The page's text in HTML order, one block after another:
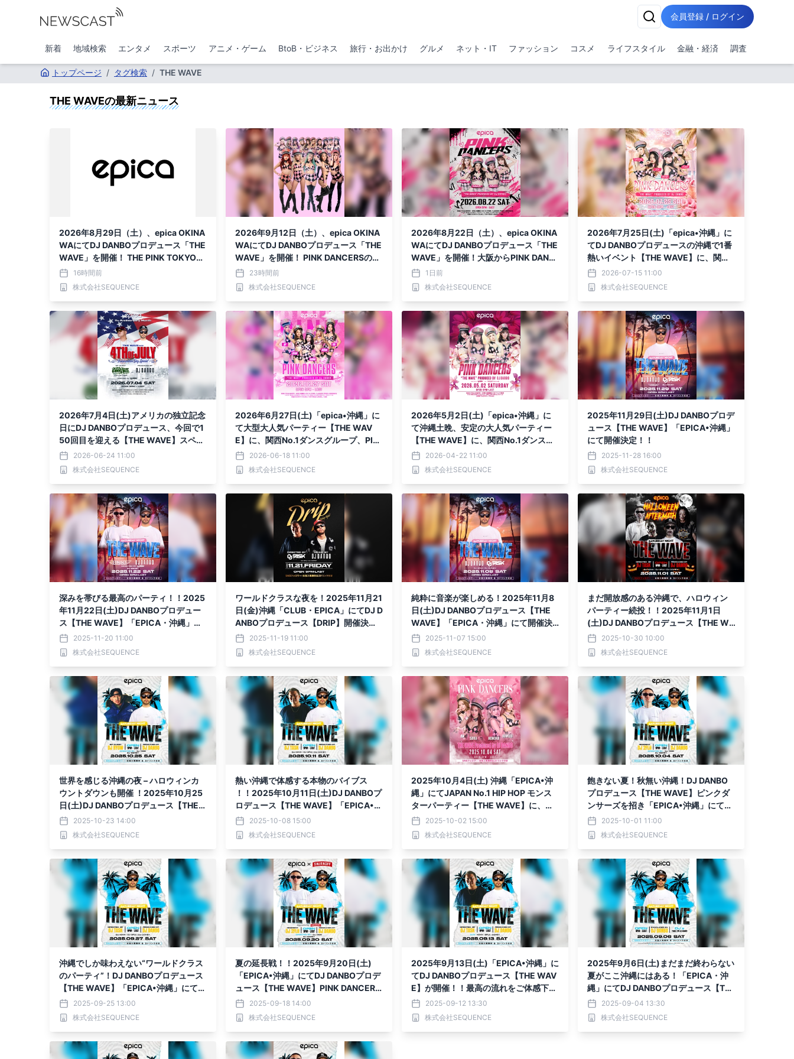
会員登録 / ログイン
新着 地域検索 エンタメ スポーツ アニメ・ゲーム BtoB・ビジネス 旅行・お出かけ グルメ ネット・IT ファッション コスメ ライフスタイル 金融・経済 調査
トップページ / タグ検索 / THE WAVE
THE WAVEの最新ニュース
2026年8月29日（土）、epica OKINA
WAにてDJ DANBOプロデュース「THE
WAVE」を開催！ THE PINK TOKYO所
属のPINK DANCERS4名が出演決定
16時間前
株式会社SEQUENCE
2026年9月12日（土）、epica OKINA
WAにてDJ DANBOプロデュース「THE
WAVE」を開催！ PINK DANCERSのユ
ニット「JEWEL」全15名が出演決定
23時間前
株式会社SEQUENCE
2026年8月22日（土）、epica OKINA
WAにてDJ DANBOプロデュース「THE
WAVE」を開催！大阪からPINK DANC
ERS4名が出演
1日前
株式会社SEQUENCE
2026年7月25日(土)「epica•沖縄」に
てDJ DANBOプロデュースの沖縄で1番
熱いイベント【THE WAVE】に、関西
No.1ダンスグループ、PINK DANCERS
出演決定！ 今回は東京店から選ばれた4
名が出演！！
2026-07-15 11:00
株式会社SEQUENCE
2026年7月4日(土)アメリカの独立記念
日にDJ DANBOプロデュース、今回で1
50回目を迎える【THE WAVE】スペシ
ャルゲストにラスベガスからDJ Good
Chillを招き「EPICA•沖縄」にて開催決
定！！
2026-06-24 11:00
株式会社SEQUENCE
2026年6月27日(土)「epica•沖縄」に
て大型大人気パーティー【THE WAV
E】に、関西No.1ダンスグループ、PIN
K DANCERS出演決定！ 今回は京都店
から選ばれた5名が出演！
2026-06-18 11:00
株式会社SEQUENCE
2026年5月2日(土)「epica•沖縄」に
て沖縄土晩、安定の大人気パーティー
【THE WAVE】に、関西No.1ダンスグ
ループPINK DANCERSが出演決定！
2026-04-22 11:00
株式会社SEQUENCE
2025年11月29日(土)DJ DANBOプロデ
ュース【THE WAVE】「EPICA•沖縄」
にて開催決定！！
2025-11-28 16:00
株式会社SEQUENCE
深みを帯びる最高のパーティ！！2025
年11月22日(土)DJ DANBOプロデュー
ス【THE WAVE】「EPICA・沖縄」に
て開催決定！！
2025-11-20 11:00
株式会社SEQUENCE
ワールドクラスな夜を！2025年11月21
日(金)沖縄「CLUB・EPICA」にてDJ D
ANBOプロデュース【DRIP】開催決
定！2025-11-19 11:00
株式会社SEQUENCE
純粋に音楽が楽しめる！2025年11月8
日(土)DJ DANBOプロデュース【THE
WAVE】「EPICA・沖縄」にて開催決
定！！2025-11-07 15:00
株式会社SEQUENCE
まだ開放感のある沖縄で、ハロウィン
パーティー続投！！2025年11月1日
(土)DJ DANBOプロデュース【THE WA
VE】-Halloween Aftermath-「EPIC
A・沖縄」にて開催決定！！
2025-10-30 10:00
株式会社SEQUENCE
世界を感じる沖縄の夜 – ハロウィンカ
ウントダウンも開催 ！2025年10月25
日(土)DJ DANBOプロデュース【THE
WAVE】「EPICA・沖縄」にて開催決
定！！GUESTにはDJ RYOW！
2025-10-23 14:00
株式会社SEQUENCE
熱い沖縄で体感する本物のバイブス
！！2025年10月11日(土)DJ DANBOプ
ロデュース【THE WAVE】「EPICA•沖
縄」にて開催決定！！
2025-10-08 15:00
株式会社SEQUENCE
2025年10月4日(土) 沖縄「EPICA•沖
縄」にてJAPAN No.1 HIP HOP モンス
ターパーティー【THE WAVE】に、関
西No.1ダンスグループ、PINK DANCER
S からTHE PINK TOKYOメンバーが出
演！！
2025-10-02 15:00
株式会社SEQUENCE
飽きない夏！秋無い沖縄！DJ DANBO
プロデュース【THE WAVE】ピンクダ
ンサーズを招き「EPICA•沖縄」にて開
催決定！！
2025-10-01 11:00
株式会社SEQUENCE
沖縄でしか味わえない“ワールドクラス
のパーティ”！DJ DANBOプロデュース
【THE WAVE】「EPICA•沖縄」にて開
催決定！！
2025-09-25 13:00
株式会社SEQUENCE
夏の延長戦！！2025年9月20日(土)
「EPICA•沖縄」にてDJ DANBOプロデ
ュース【THE WAVE】PINK DANCERS
を招き開催。さらに大好評の「SMIRN
OFF」ポップアップストアも登場！！
2025-09-18 14:00
株式会社SEQUENCE
2025年9月13日(土)「EPICA•沖縄」に
てDJ DANBOプロデュース【THE WAV
E】が開催！！最高の流れをご体感下さ
い。2025-09-12 13:30
株式会社SEQUENCE
2025年9月6日(土)まだまだ終わらない
夏がここ沖縄にはある！「EPICA・沖
縄」にてDJ DANBOプロデュース【TH
E WAVE】が開催！！
2025-09-04 13:30
株式会社SEQUENCE